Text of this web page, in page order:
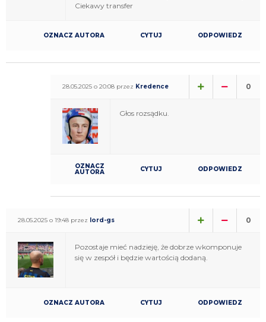
Ciekawy transfer
OZNACZ AUTORA CYTUJ ODPOWIEDZ
28.05.2025 o 20:08 przez Kredence 0
Głos rozsądku.
OZNACZ
AUTORA CYTUJ ODPOWIEDZ
28.05.2025 o 19:48 przez lord-gs 0
Pozostaje mieć nadzieję, że dobrze wkomponuje
się w zespół i będzie wartością dodaną.
OZNACZ AUTORA CYTUJ ODPOWIEDZ